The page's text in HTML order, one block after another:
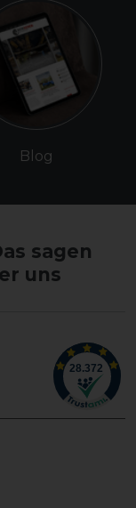
Blog
sagen
uns